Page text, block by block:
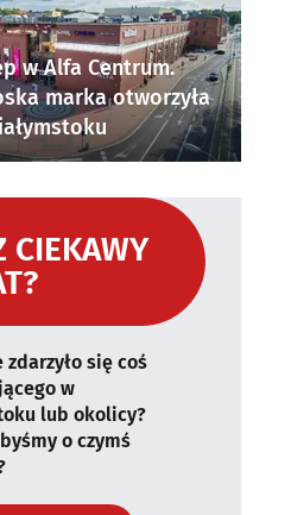
w Alfa Centrum.
marka otworzyła
CIEKAWY
zdarzyło się coś
w
lub okolicy?
o czymś